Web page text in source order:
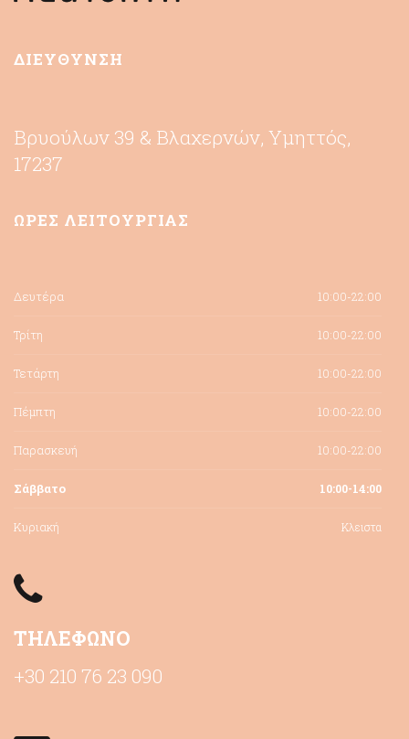
ΔΙΕΥΘΥΝΣΗ
Βρυούλων 39 & Βλαχερνών, Υμηττός,
17237
ΩΡΕΣ ΛΕΙΤΟΥΡΓΙΑΣ
Δευτέρα 10:00-22:00
Τρίτη 10:00-22:00
Τετάρτη 10:00-22:00
Πέμπτη 10:00-22:00
Παρασκευή 10:00-22:00
Σάββατο 10:00-14:00
Κυριακή Κλειστα
ΤΗΛΕΦΩΝΟ
+30 210 76 23 090